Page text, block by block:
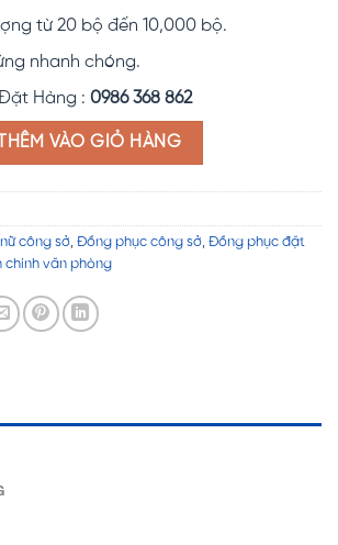
từ 20 bộ đến 10,000 bộ.
nhanh chóng.
Hàng : 0986 368 862
CSM14 số lượng
THÊM VÀO GIỎ HÀNG
công sở, Đồng phục công sở, Đồng phục đặt
chính văn phòng